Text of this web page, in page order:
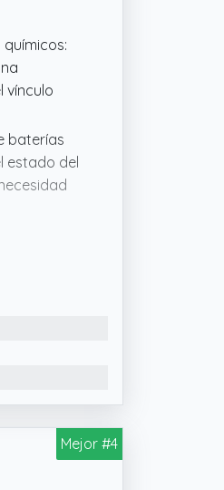
vínculo
baterías
estado del
(Audio:
tu perro,
o colocar
Mejor #4